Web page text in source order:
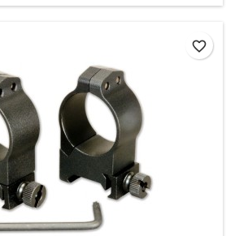
favorite_border